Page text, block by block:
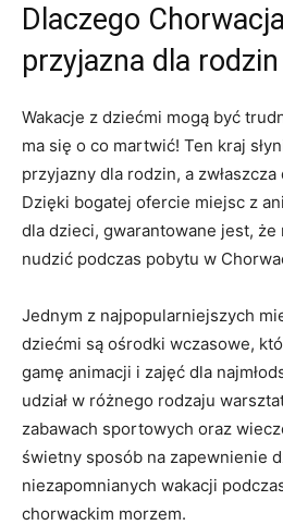
Dlaczego
⁤przyjazna ⁤dla rodzin
Wakacje z dziećmi ​mogą być
ma się ⁣o co martwić! Ten ⁣kraj
przyjazny dla rodzin,‌ a zwłaszcza
Dzięki bogatej ofercie miejsc z
dla dzieci, gwarantowane jest, ⁣że
nudzić podczas pobytu w​
Jednym z najpopularniejszych
dziećmi ⁣są ośrodki‍ wczasowe,‍
gamę animacji i zajęć dla
udział w różnego rodzaju⁢
zabawach sportowych ‍oraz
⁢świetny sposób na zapewnienie
niezapomnianych wakacji
chorwackim ‌morzem.